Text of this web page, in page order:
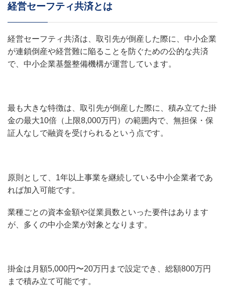
経営セーフティ共済とは
経営セーフティ共済は、取引先が倒産した際に、中小企業
が連鎖倒産や経営難に陥ることを防ぐための公的な共済
で、中小企業基盤整備機構が運営しています。
最も大きな特徴は、取引先が倒産した際に、積み立てた掛
金の最大10倍（上限8,000万円）の範囲内で、無担保・保
証人なしで融資を受けられるという点です。
原則として、1年以上事業を継続している中小企業者であ
れば加入可能です。
業種ごとの資本金額や従業員数といった要件はあります
が、多くの中小企業が対象となります。
掛金は月額5,000円〜20万円まで設定でき、総額800万円
まで積み立て可能です。